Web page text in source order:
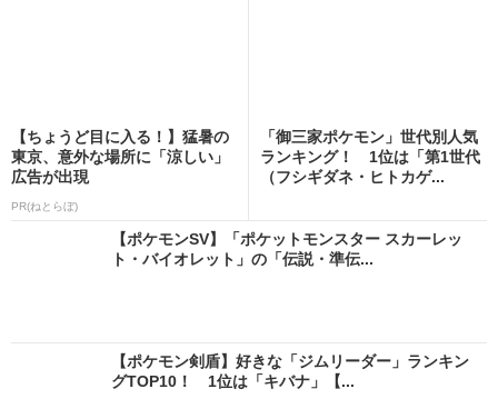
【ちょうど目に入る！】猛暑の
東京、意外な場所に「涼しい」
広告が出現
PR(ねとらぼ)
「御三家ポケモン」世代別人気
ランキング！ 1位は「第1世代
（フシギダネ・ヒトカゲ...
【ポケモンSV】「ポケットモンスター スカーレッ
ト・バイオレット」の「伝説・準伝...
【ポケモン剣盾】好きな「ジムリーダー」ランキン
グTOP10！ 1位は「キバナ」【...